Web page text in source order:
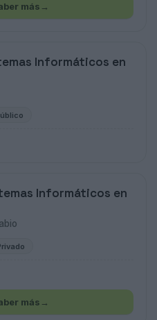
más →
Informáticos en
Informáticos en
más →